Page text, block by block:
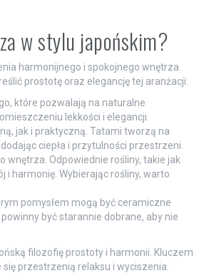
w stylu japońskim?
harmonijnego i spokojnego wnętrza.
prostotę oraz elegancję tej aranżacji.
które pozwalają na naturalne
lekkości i elegancji.
jak i praktyczną. Tatami tworzą na
ciepła i przytulności przestrzeni.
Odpowiednie rośliny, takie jak
i harmonię. Wybierając rośliny, warto
pomysłem mogą być ceramiczne
być starannie dobrane, aby nie
filozofię prostoty i harmonii. Kluczem
przestrzenią relaksu i wyciszenia.